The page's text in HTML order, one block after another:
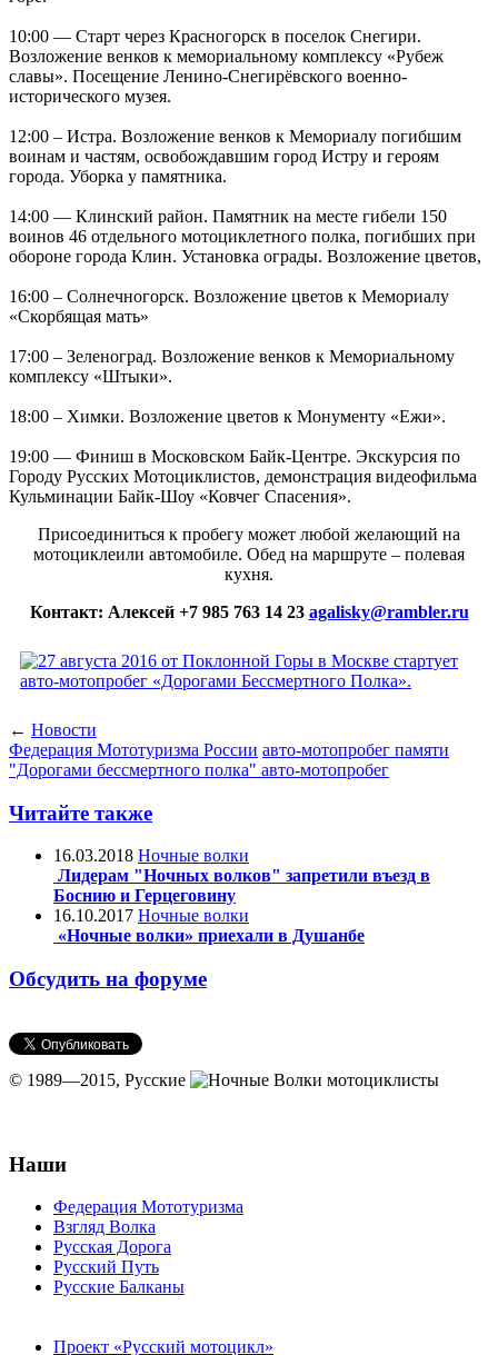
10:00 — Старт через Красногорск в поселок Снегири.
Возложение венков к мемориальному комплексу «Рубеж
славы». Посещение Ленино-Снегирёвского военно-
исторического музея.
12:00 – Истра. Возложение венков к Мемориалу погибшим
воинам и частям, освобождавшим город Истру и героям
города. Уборка у памятника.
14:00 — Клинский район. Памятник на месте гибели 150
воинов 46 отдельного мотоциклетного полка, погибших при
обороне города Клин. Установка ограды. Возложение цветов,
16:00 – Солнечногорск. Возложение цветов к Мемориалу
«Скорбящая мать»
17:00 – Зеленоград. Возложение венков к Мемориальному
комплексу «Штыки».
18:00 – Химки. Возложение цветов к Монументу «Ежи».
19:00 — Финиш в Московском Байк-Центре. Экскурсия по
Городу Русских Мотоциклистов, демонстрация видеофильма
Кульминации Байк-Шоу «Ковчег Спасения».
Присоединиться к пробегу может любой желающий на
мотоциклеили автомобиле. Обед на маршруте – полевая
кухня.
Контакт: Алексей +7 985 763 14 23 agalisky@rambler.ru
← Новости
Федерация Мототуризма России авто-мотопробег памяти
"Дорогами бессмертного полка" авто-мотопробег
Читайте также
16.03.2018 Ночные волки
Лидерам "Ночных волков" запретили въезд в
Боснию и Герцеговину
16.10.2017 Ночные волки
«Ночные волки» приехали в Душанбе
Обсудить на форуме
© 1989—2015, Русские мотоциклисты
Наши
Федерация Мототуризма
Взгляд Волка
Русская Дорога
Русский Путь
Русские Балканы
Проект «Русский мотоцикл»